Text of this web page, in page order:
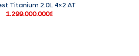
Titanium 2.0L 4×2 AT
1.299.000.000₫